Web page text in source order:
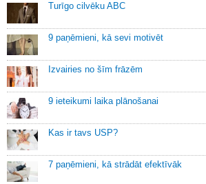
Turīgo cilvēku ABC
9 paņēmieni, kā sevi motivēt
Izvairies no šīm frāzēm
9 ieteikumi laika plānošanai
Kas ir tavs USP?
7 paņēmieni, kā strādāt efektīvāk